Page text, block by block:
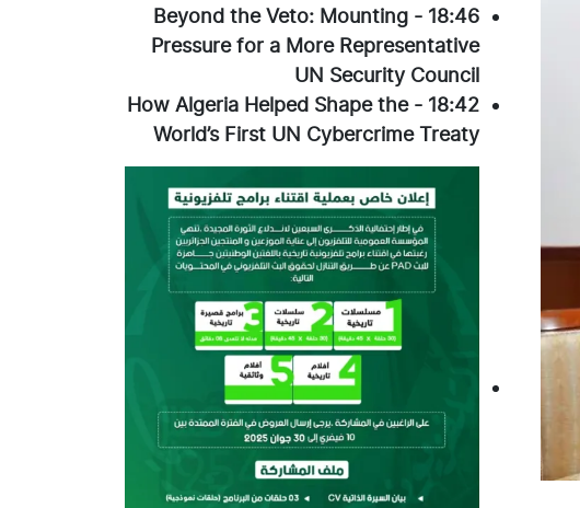
18:46
-
Beyond the Veto: Mounting
Pressure for a More Representative
UN Security Council
18:42
-
How Algeria Helped Shape the
World’s First UN Cybercrime Treaty